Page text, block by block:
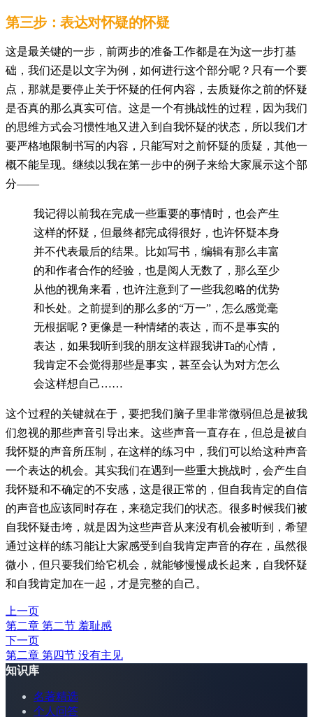
第三步：表达对怀疑的怀疑
这是最关键的一步，前两步的准备工作都是在为这一步打基
础，我们还是以文字为例，如何进行这个部分呢？只有一个要
点，那就是要停止关于怀疑的任何内容，去质疑你之前的怀疑
是否真的那么真实可信。这是一个有挑战性的过程，因为我们
的思维方式会习惯性地又进入到自我怀疑的状态，所以我们才
要严格地限制书写的内容，只能写对之前怀疑的质疑，其他一
概不能呈现。继续以我在第一步中的例子来给大家展示这个部
分——
我记得以前我在完成一些重要的事情时，也会产生
这样的怀疑，但最终都完成得很好，也许怀疑本身
并不代表最后的结果。比如写书，编辑有那么丰富
的和作者合作的经验，也是阅人无数了，那么至少
从他的视角来看，也许注意到了一些我忽略的优势
和长处。之前提到的那么多的“万一”，怎么感觉毫
无根据呢？更像是一种情绪的表达，而不是事实的
表达，如果我听到我的朋友这样跟我讲Ta的心情，
我肯定不会觉得那些是事实，甚至会认为对方怎么
会这样想自己……
这个过程的关键就在于，要把我们脑子里非常微弱但总是被我
们忽视的那些声音引导出来。这些声音一直存在，但总是被自
我怀疑的声音所压制，在这样的练习中，我们可以给这种声音
一个表达的机会。其实我们在遇到一些重大挑战时，会产生自
我怀疑和不确定的不安感，这是很正常的，但自我肯定的自信
的声音也应该同时存在，来稳定我们的状态。很多时候我们被
自我怀疑击垮，就是因为这些声音从来没有机会被听到，希望
通过这样的练习能让大家感受到自我肯定声音的存在，虽然很
微小，但只要我们给它机会，就能够慢慢成长起来，自我怀疑
和自我肯定加在一起，才是完整的自己。
上一页
第二章 第二节 羞耻感
下一页
第二章 第四节 没有主见
知识库
名著精选
个人问答